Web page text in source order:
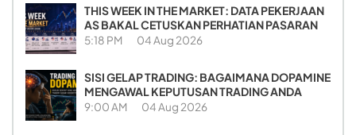
THIS WEEK IN THE MARKET: DATA PEKERJAAN
AS BAKAL CETUSKAN PERHATIAN PASARAN
5:18 PM 04 Aug 2026
SISI GELAP TRADING: BAGAIMANA DOPAMINE
MENGAWAL KEPUTUSAN TRADING ANDA
9:00 AM 04 Aug 2026